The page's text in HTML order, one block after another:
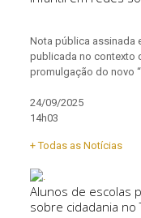
Nota pública assinada
publicada no contexto
promulgação do novo
24/09/2025
14h03
+ Todas as Notícias
Alunos de escolas
sobre cidadania no